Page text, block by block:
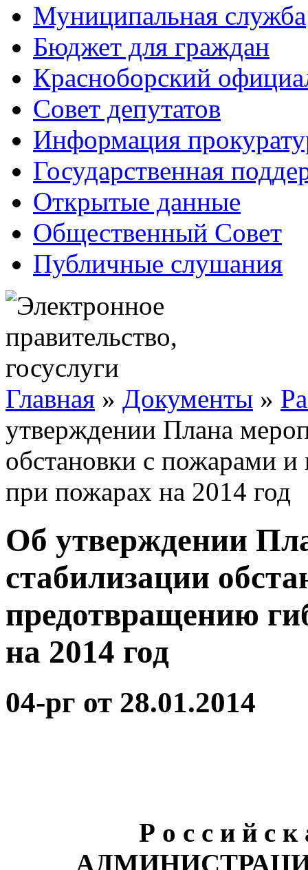
Муниципальная служба
Бюджет для граждан
Красноборский
Совет депутатов
Информация
Государственная
Открытые данные
Общественный Совет
Публичные слушания
Главная » Документы »
утверждении Плана
обстановки с пожарами
при пожарах на 2014 год
Об утверждении
стабилизации
предотвращению
на 2014 год
04-рг от 28.01.2014
Р о с с и й с